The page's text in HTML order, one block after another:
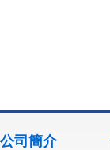
公司簡介